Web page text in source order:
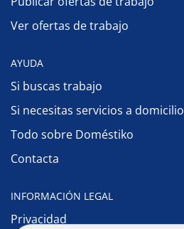
Ver ofertas de trabajo
AYUDA
Si buscas trabajo
Si necesitas servicios a domicilio
Todo sobre Doméstiko
Contacta
INFORMACIÓN LEGAL
Privacidad